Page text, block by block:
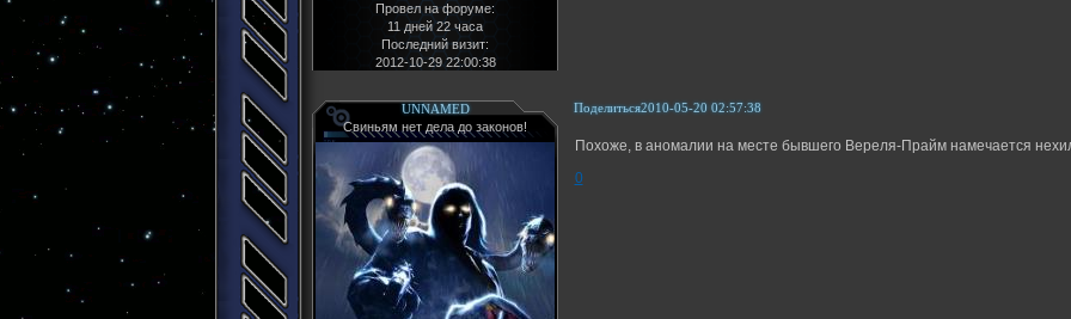
Провел на форуме:
11 дней 22 часа
Последний визит:
2012-10-29 22:00:38
Поделиться2010-05-20 02:57:38
UNNAMED
Свиньям нет дела до законов!
Похоже, в аномалии на месте бывшего Вереля-Прайм намечается
0